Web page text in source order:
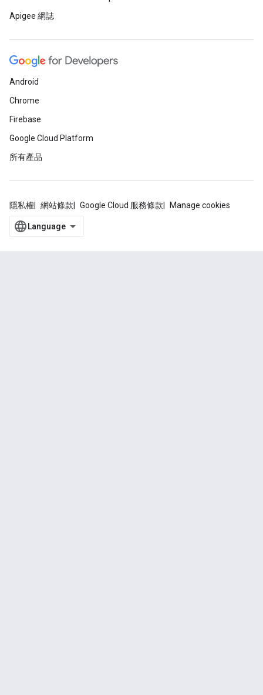
Apigee 網誌
Android
Chrome
Firebase
Google Cloud Platform
所有產品
隱私權 網站條款 Google Cloud 服務條款 Manage cookies